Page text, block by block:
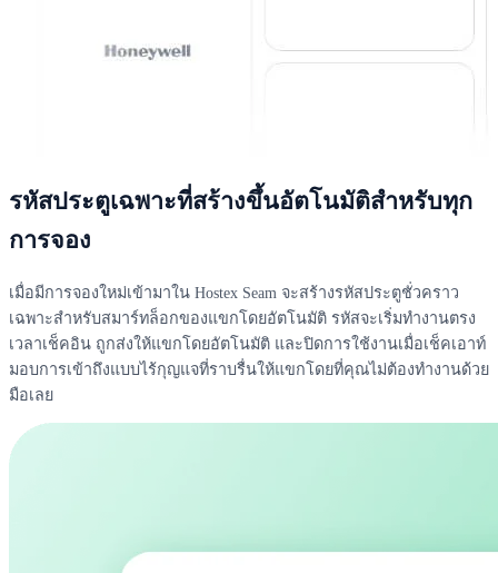
รหัสประตูเฉพาะที่สร้างขึ้นอัตโนมัติสำหรับทุก
การจอง
เมื่อมีการจองใหม่เข้ามาใน Hostex Seam จะสร้างรหัสประตูชั่วคราว
เฉพาะสำหรับสมาร์ทล็อกของแขกโดยอัตโนมัติ รหัสจะเริ่มทำงานตรง
เวลาเช็คอิน ถูกส่งให้แขกโดยอัตโนมัติ และปิดการใช้งานเมื่อเช็คเอาท์
มอบการเข้าถึงแบบไร้กุญแจที่ราบรื่นให้แขกโดยที่คุณไม่ต้องทำงานด้วย
มือเลย